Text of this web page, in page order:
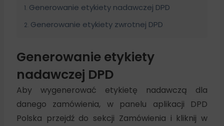
Generowanie etykiety nadawczej DPD
Generowanie etykiety zwrotnej DPD
Generowanie etykiety
nadawczej DPD
Aby wygenerować etykietę nadawczą dla
danego zamówienia, w panelu aplikacji DPD
Polska przejdź do sekcji Zamówienia i kliknij w